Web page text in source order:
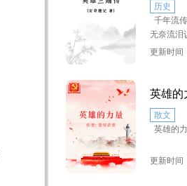
国的小
入到抗
写了这些
酷的抗日
历史
千年流
无奈流泪
父气愤考
奇遭遇。
更新时间
英雄的
散文
英雄的
更新时间